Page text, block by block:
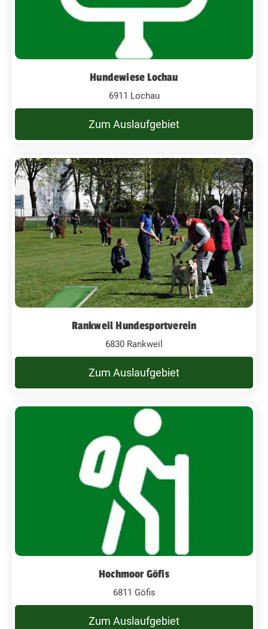
Hundewiese Lochau
6911 Lochau
Zum Auslaufgebiet
Rankweil Hundesportverein
6830 Rankweil
Zum Auslaufgebiet
Hochmoor Göfis
6811 Göfis
Zum Auslaufgebiet